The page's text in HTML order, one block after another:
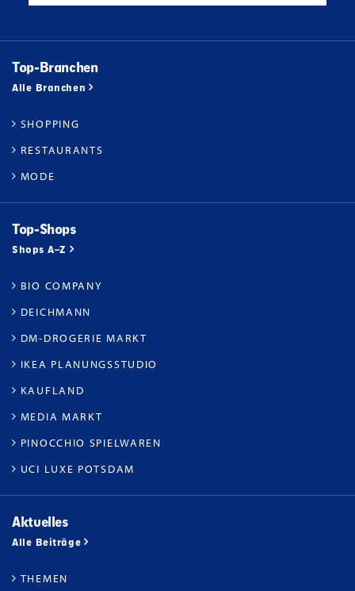
Top-Branchen
Alle Branchen
SHOPPING
RESTAURANTS
MODE
Top-Shops
Shops A–Z
BIO COMPANY
DEICHMANN
DM-DROGERIE MARKT
IKEA PLANUNGSSTUDIO
KAUFLAND
MEDIA MARKT
PINOCCHIO SPIELWAREN
UCI LUXE POTSDAM
Aktuelles
Alle Beiträge
THEMEN